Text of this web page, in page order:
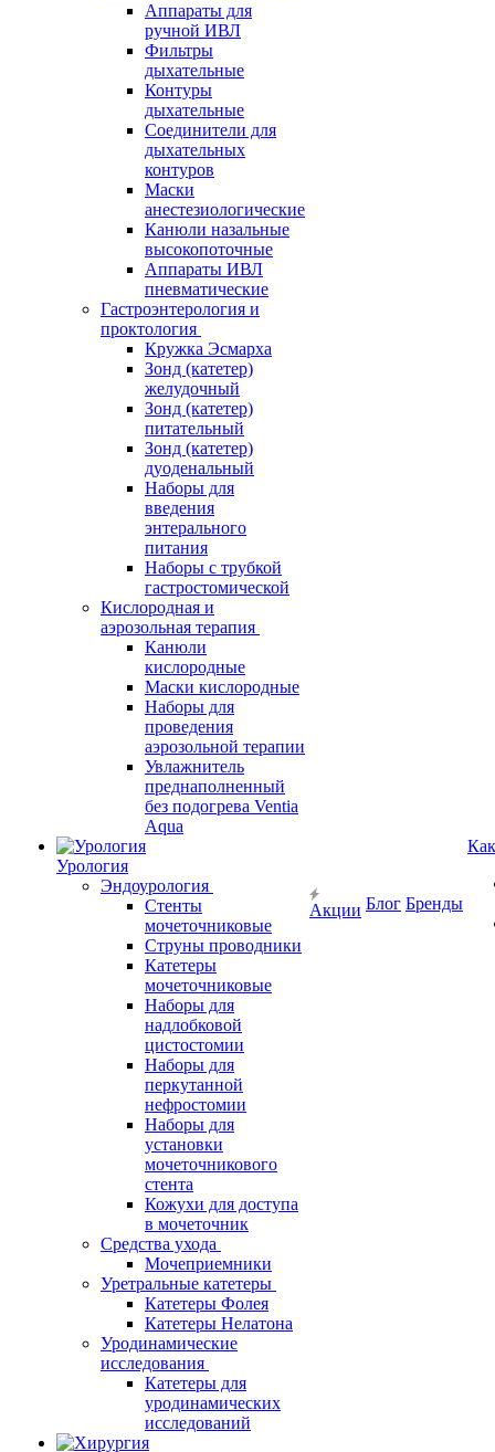
Аппараты для
ручной ИВЛ
Фильтры
дыхательные
Контуры
дыхательные
Соединители для
дыхательных
контуров
Маски
анестезиологические
Канюли назальные
высокопоточные
Аппараты ИВЛ
пневматические
Гастроэнтерология и
проктология
Кружка Эсмарха
Зонд (катетер)
желудочный
Зонд (катетер)
питательный
Зонд (катетер)
дуоденальный
Наборы для
введения
энтерального
питания
Наборы с трубкой
гастростомической
Кислородная и
аэрозольная терапия
Канюли
кислородные
Маски кислородные
Наборы для
проведения
аэрозольной терапии
Увлажнитель
преднаполненный
без подогрева Ventia
Aqua
Урология
Эндоурология
Стенты
мочеточниковые
Струны проводники
Катетеры
мочеточниковые
Наборы для
надлобковой
цистостомии
Наборы для
перкутанной
нефростомии
Наборы для
установки
мочеточникового
стента
Кожухи для доступа
в мочеточник
Средства ухода
Мочеприемники
Уретральные катетеры
Катетеры Фолея
Катетеры Нелатона
Уродинамические
исследования
Катетеры для
уродинамических
исследований
Акции Блог Бренды